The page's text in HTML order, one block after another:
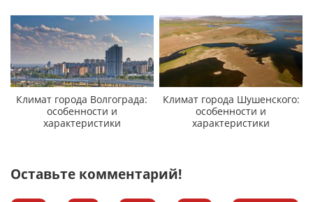
Климат города Волгограда:
особенности и
характеристики
Климат города Шушенского:
особенности и
характеристики
Оставьте комментарий!